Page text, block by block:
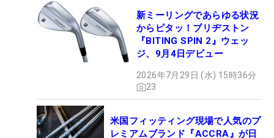
新ミーリングであらゆる状況
からピタッ！ブリヂストン
『BITING SPIN 2』ウェッ
ジ、9月4日デビュー
2026年7月29日 (水) 15時36分
23
米国フィッティング現場で人気のプ
レミアムブランド『ACCRA』が日